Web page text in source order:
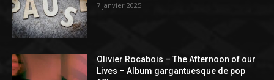
7 janvier 2025
Olivier Rocabois – The Afternoon of our
Lives – Album gargantuesque de pop